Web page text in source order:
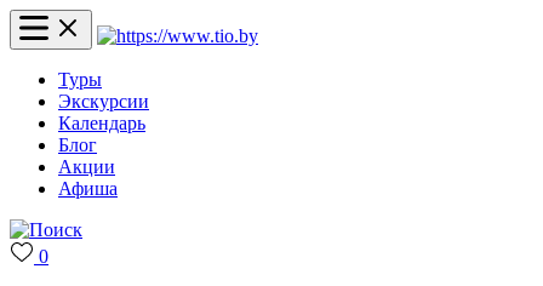
Туры
Экскурсии
Календарь
Блог
Акции
Афиша
0